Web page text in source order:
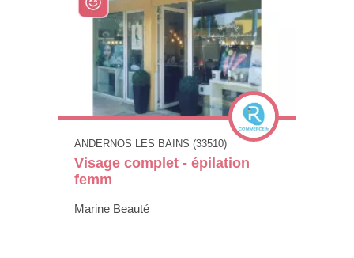
ANDERNOS LES BAINS (33510)
Visage complet - épilation
femm
Marine Beauté